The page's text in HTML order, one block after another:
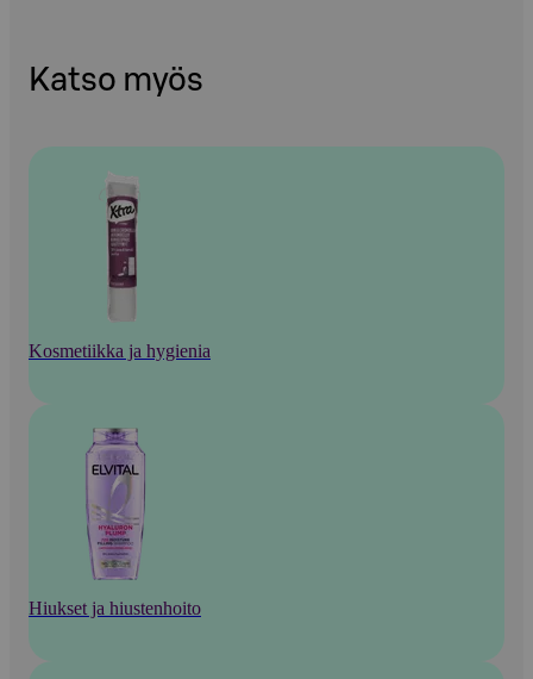
Katso myös
Kosmetiikka ja hygienia
Hiukset ja hiustenhoito